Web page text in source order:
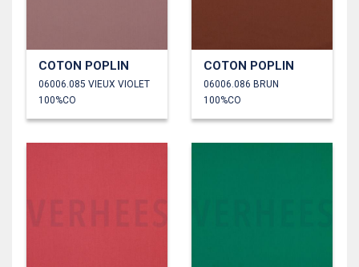
COTON POPLIN
06006.085 VIEUX VIOLET
100%CO
COTON POPLIN
06006.086 BRUN
100%CO